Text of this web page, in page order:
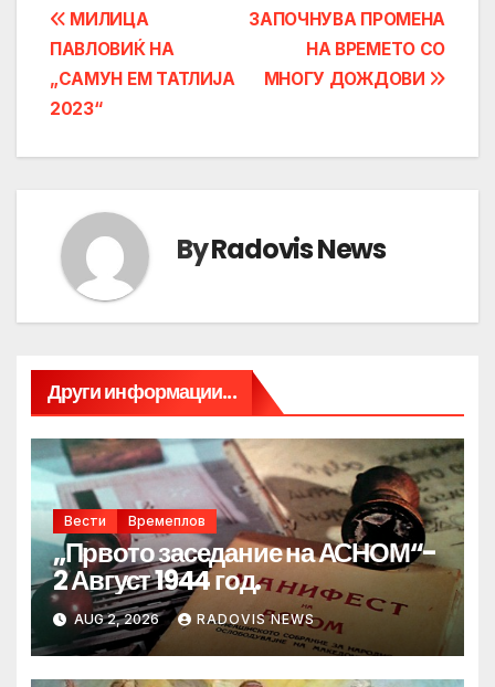
Post
navigation
ЗАПОЧНУВА ПРОМЕНА
НА ВРЕМЕТО СО
МНОГУ ДОЖДОВИ
МИЛИЦА
ПАВЛОВИЌ НА
„САМУН ЕМ ТАТЛИЈА
2023“
ByRadovis News
Други информации...
Вести Времеплов
„Првото заседание на АСНОМ“-
2 Август 1944 год.
AUG 2, 2026 RADOVIS NEWS